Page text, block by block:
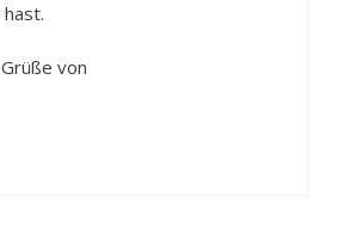
hast.
von